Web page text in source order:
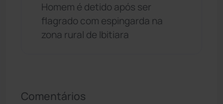
Homem é detido após ser
flagrado com espingarda na
zona rural de Ibitiara
Comentários